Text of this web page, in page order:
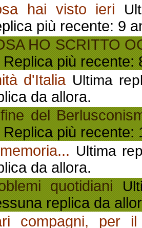
hai visto ieri
più recente: 9
HO SCRITTO
Replica più recente:
d'ItaliaUltima
da allora.
del
Replica più recente:
Ultima
da allora.
quotidiani
replica da
compagni, per